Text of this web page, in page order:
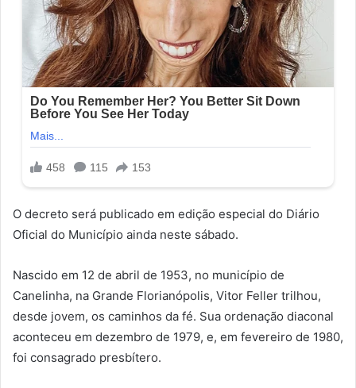
O decreto será publicado em edição especial do Diário
Oficial do Município ainda neste sábado.
Nascido em 12 de abril de 1953, no município de
Canelinha, na Grande Florianópolis, Vitor Feller trilhou,
desde jovem, os caminhos da fé. Sua ordenação diaconal
aconteceu em dezembro de 1979, e, em fevereiro de 1980,
foi consagrado presbítero.